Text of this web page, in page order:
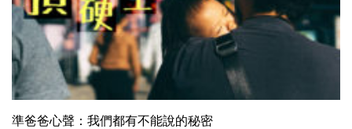
準爸爸心聲：我們都有不能說的秘密